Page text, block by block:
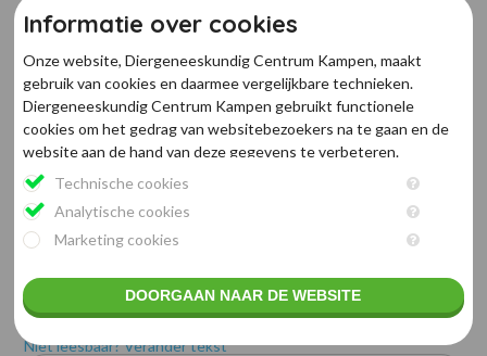
U heeft ons gevonden via:
VOEG HUISDIER TOE
Niet leesbaar? Verander tekst
Informatie over cookies
Onze website, Diergeneeskundig Centrum Kampen, maakt
gebruik van cookies en daarmee vergelijkbare technieken.
Diergeneeskundig Centrum Kampen gebruikt functionele
cookies om het gedrag van websitebezoekers na te gaan en de
website aan de hand van deze gegevens te verbeteren.
Daarnaast plaatsen derden marketing cookies om
gepersonaliseerde advertenties te tonen. Met het plaatsen
van marketing cookies worden persoonsgegevens verwerkt. Je
geeft toestemming voor deze verwerking wanneer je hieronder
accepteren? Dan kan je dit op ieder moment aanpassen in de
instellingen. Lees voor meer informatie onzeprivacy- en
cookieverklaring
Technische cookies
Analytische cookies
Marketing cookies
DOORGAAN NAAR DE WEBSITE